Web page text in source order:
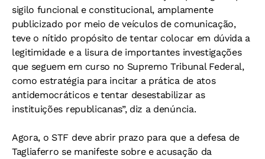
sigilo funcional e constitucional, amplamente
publicizado por meio de veículos de comunicação,
teve o nítido propósito de tentar colocar em dúvida a
legitimidade e a lisura de importantes investigações
que seguem em curso no Supremo Tribunal Federal,
como estratégia para incitar a prática de atos
antidemocráticos e tentar desestabilizar as
instituições republicanas”, diz a denúncia.
Agora, o STF deve abrir prazo para que a defesa de
Tagliaferro se manifeste sobre e acusação da